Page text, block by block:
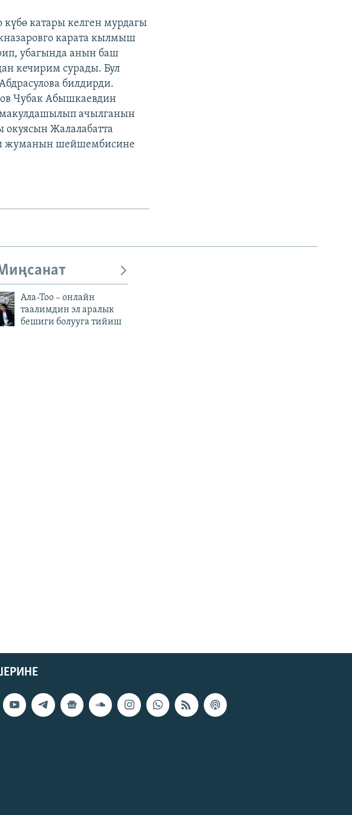
катары келген мурдагы
карата кылмыш
убагында анын баш
кечирим сурады. Бул
билдирди.
Чубак Абышкаевдин
ачылганын
Жалалабатта
жуманын шейшембисине
Ала-Тоо – онлайн
таалимдин эл аралык
бешиги болууга тийиш